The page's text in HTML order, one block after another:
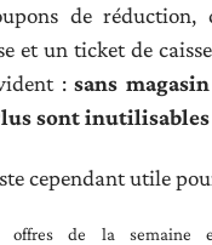
de réduction,
et un ticket de
:sans
sont inutilisables
cependant utile
offres de la semaine